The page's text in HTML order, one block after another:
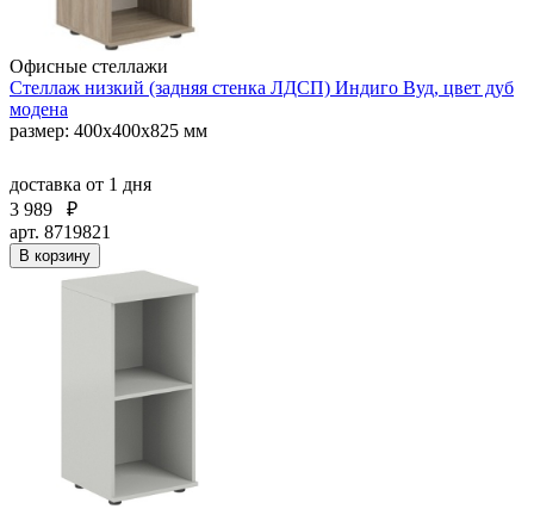
Офисные стеллажи
Стеллаж низкий (задняя стенка ЛДСП) Индиго Вуд, цвет дуб
модена
размер: 400х400х825 мм
доставка от 1 дня
3 989
₽
арт. 8719821
В корзину